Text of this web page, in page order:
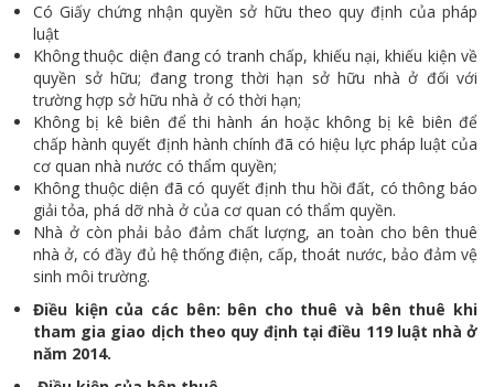
Có Giấy chứng nhận quyền sở hữu theo quy định của pháp
luật
Không thuộc diện đang có tranh chấp, khiếu nại, khiếu kiện về
quyền sở hữu; đang trong thời hạn sở hữu nhà ở đối với
trường hợp sở hữu nhà ở có thời hạn;
Không bị kê biên để thi hành án hoặc không bị kê biên để
chấp hành quyết định hành chính đã có hiệu lực pháp luật của
cơ quan nhà nước có thẩm quyền;
Không thuộc diện đã có quyết định thu hồi đất, có thông báo
giải tỏa, phá dỡ nhà ở của cơ quan có thẩm quyền.
Nhà ở còn phải bảo đảm chất lượng, an toàn cho bên thuê
nhà ở, có đầy đủ hệ thống điện, cấp, thoát nước, bảo đảm vệ
sinh môi trường.
Điều kiện của các bên: bên cho thuê và bên thuê khi
tham gia giao dịch theo quy định tại điều 119 luật nhà ở
năm 2014.